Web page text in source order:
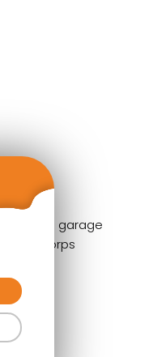
Portes de garage
corps